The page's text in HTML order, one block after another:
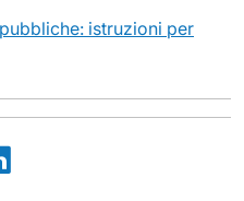
istruzioni per